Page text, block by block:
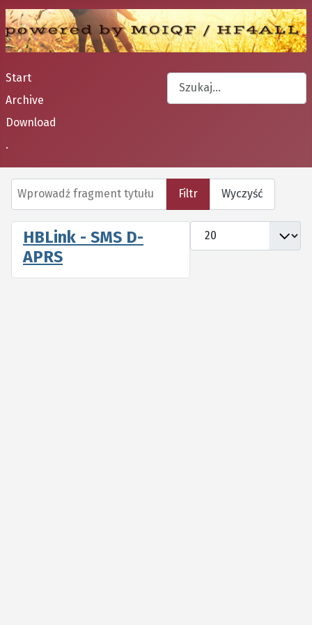
Start
Archive
Download
.
Szukaj
Wprowadź fragment tytułu
Filtr Wyczyść
Pokaż #
HBLink - SMS D-
APRS